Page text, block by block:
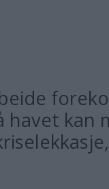
havet kan